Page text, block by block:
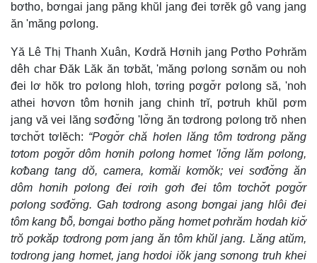
bơtho, bơngai jang păng khŭl jang đei tơrĕk gô vang jang
ăn 'măng pơlong.
Yă Lê Thị Thanh Xuân, Kơdră Hơnih jang Pơtho Pơhrăm
dêh char Đăk Lăk ăn tơbăt, 'măng pơlong sơnăm ou noh
đei lơ hŏk tro pơlong hloh, tơring pơgơ̆r pơlong să, 'noh
athei hơvơn tôm hơnih jang chinh trĭ, pơtruh khŭl pơm
jang vă vei lăng sơđơ̆ng 'lơ̆ng ăn tơdrong pơlong trŏ nhen
tơchơ̆t tơlĕch: “Pơgơ̆r chă hơlen lăng tôm tơdrong păng
tơtom pơgơ̆r dôm hơnih pơlong hơmet 'lơ̆ng lăm pơlong,
kơƀang tang dŏ, camera, kơmăi kơmŏk; vei sơđơ̆ng ăn
dôm hơnih pơlong đei rơih gơh đei tôm tơchơ̆t pơgơ̆r
pơlong sơđơ̆ng. Gah tơdrong asong bơngai jang hlôi đei
tôm kang ƀô̆, bơngai bơtho păng hơmet pơhrăm hơdah kiơ̆
trŏ pơkăp tơdrong pơm jang ăn tôm khŭl jang. Lăng atŭm,
tơdrong jang hơmet, jang hơdoi iŏk jang sơnong truh khei